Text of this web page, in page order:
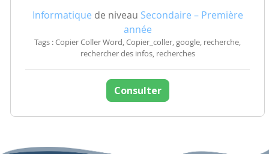
Informatique de niveau Secondaire – Première
année
Tags : Copier Coller Word, Copier_coller, google, recherche,
rechercher des infos, recherches
Consulter